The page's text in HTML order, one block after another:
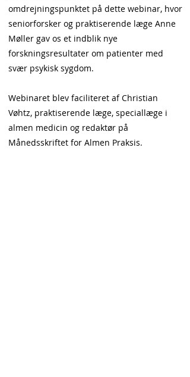
omdrejningspunktet på dette webinar, hvor
seniorforsker og praktiserende læge Anne
Møller gav os et indblik nye
forskningsresultater om patienter med
svær psykisk sygdom.
Webinaret blev faciliteret af Christian
Vøhtz, praktiserende læge, speciallæge i
almen medicin og redaktør på
Månedsskriftet for Almen Praksis.